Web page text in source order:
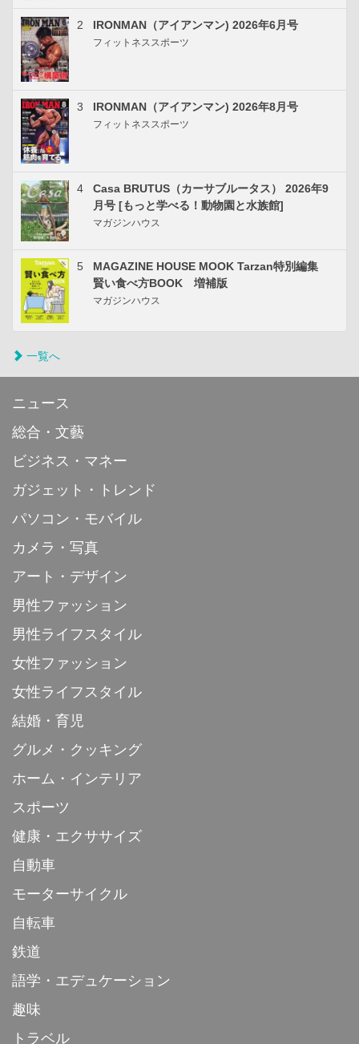
2 IRONMAN（アイアンマン) 2026年6月号
フィットネススポーツ
3 IRONMAN（アイアンマン) 2026年8月号
フィットネススポーツ
4
Casa BRUTUS（カーサブルータス） 2026年9
月号 [もっと学べる！動物園と水族館]
マガジンハウス
5
MAGAZINE HOUSE MOOK Tarzan特別編集
賢い食べ方BOOK 増補版
マガジンハウス
一覧へ
ニュース
総合・文藝
ビジネス・マネー
ガジェット・トレンド
パソコン・モバイル
カメラ・写真
アート・デザイン
男性ファッション
男性ライフスタイル
女性ファッション
女性ライフスタイル
結婚・育児
グルメ・クッキング
ホーム・インテリア
スポーツ
健康・エクササイズ
自動車
モーターサイクル
自転車
鉄道
語学・エデュケーション
趣味
トラベル